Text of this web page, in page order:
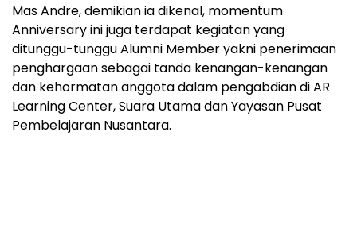
Mas Andre, demikian ia dikenal, momentum
Anniversary ini juga terdapat kegiatan yang
ditunggu-tunggu Alumni Member yakni penerimaan
penghargaan sebagai tanda kenangan-kenangan
dan kehormatan anggota dalam pengabdian di AR
Learning Center, Suara Utama dan Yayasan Pusat
Pembelajaran Nusantara.